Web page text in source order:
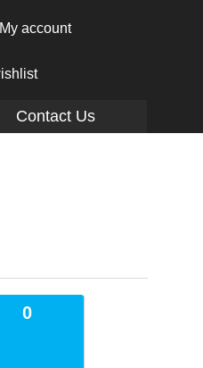
My account
Contact Us
0